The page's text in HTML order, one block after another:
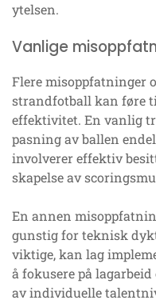
ytelsen.
Vanlige
Flere misoppfatninger
strandfotball kan føre
effektivitet. En vanlig
pasning av ballen
involverer effektiv
skapelse av
En annen
gunstig for teknisk
viktige, kan lag
å fokusere på
av individuelle